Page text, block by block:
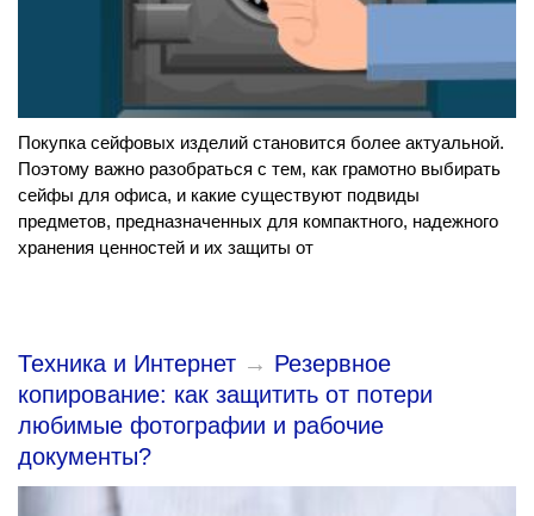
Покупка сейфовых изделий становится более актуальной.
Поэтому важно разобраться с тем, как грамотно выбирать
сейфы для офиса, и какие существуют подвиды
предметов, предназначенных для компактного, надежного
хранения ценностей и их защиты от
Техника и Интернет → Резервное
копирование: как защитить от потери
любимые фотографии и рабочие
документы?